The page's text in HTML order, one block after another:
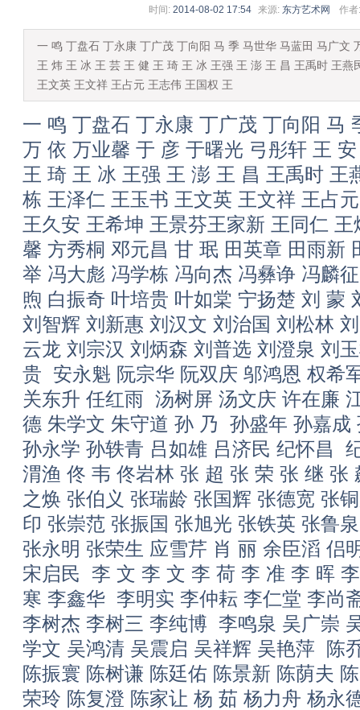
时间: 2014-08-02 17:54 来源: 东方艺术网 作者:
一 鸣 丁盘石 丁永康 丁广茂 丁向阳 马 季 马世华 马蓝田 马广文
王 炜 王 冰 王 芸 王 健 王 琦 王 冰 王强 王 澎 王 昌 王禹时 王
王文英 王文祥 王占元 王志伟 王国权 王
一 鸣 丁盘石 丁永康 丁广茂 丁向阳 马
万 依 万业馨 于 彦 于曙光 弓彤轩 王
王 琦 王 冰 王强 王 澎 王 昌 王禹时 王
栋 王泽仁 王玉书 王文英 王文祥 王占
王久安 王希坤 王景芬王家新 王同仁
馨 方秀桐 邓元昌 甘 珉 田英章 田雨新
举 冯大彪 冯学栋 冯向杰 冯彝诤 冯麟
煦 白振奇 叶培贵 叶如棠 宁扬楚 刘 蒙
刘智辉 刘新惠 刘汉文 刘治国 刘松林
云龙 刘宗汉 刘炳森 刘普选 刘澄泉 刘
贵 安永魁 阮宗华 阮双庆 邬鸿恩 权希
关东升 任红雨 汤树屏 汤文庆 许在廉
德 朱学文 朱守道 孙 乃 孙盛年 孙嘉成
孙永学 孙轶青 吕如雄 吕济民 纪怀昌
渭渔 佟 韦 佟岩林 张 超 张 荣 张 继
之焕 张伯义 张瑞龄 张国辉 张德宽 张
印 张崇范 张振国 张旭光 张铁英 张鲁
张永明 张荣生 应雪芹 肖 丽 余臣滔 侣
宋启民 李 文 李 文 李 荷 李 准 李 晖
寒 李鑫华 李明实 李仲耘 李仁堂 李尚
李树杰 李树三 李纯博 李鸣泉 吴广崇
学文 吴鸿清 吴震启 吴祥辉 吴艳萍 陈
陈振寰 陈树谦 陈廷佑 陈景新 陈荫夫
荣玲 陈复澄 陈家让 杨 茹 杨力舟 杨永